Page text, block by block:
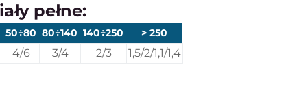
pełne:
50÷80 80÷140 140÷250
> 250
4/6 3/4 2/3
1,5/2/1,1/1,4